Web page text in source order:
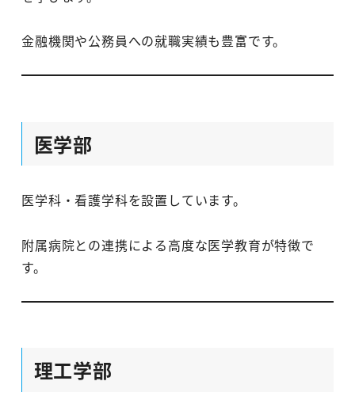
金融機関や公務員への就職実績も豊富です。
医学部
医学科・看護学科を設置しています。
附属病院との連携による高度な医学教育が特徴で
す。
理工学部